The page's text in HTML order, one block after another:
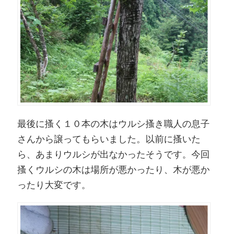
最後に搔く１０本の木はウルシ搔き職人の息子
さんから譲ってもらいました。以前に搔いた
ら、あまりウルシが出なかったそうです。今回
搔くウルシの木は場所が悪かったり、木が悪か
ったり大変です。